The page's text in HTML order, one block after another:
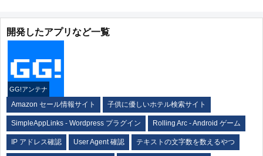
開発したアプリなど一覧
GG!アンテナ
Amazon セール情報サイト 子供に優しいホテル検索サイト
SimpleAppLinks - Wordpress プラグイン Rolling Arc - Android ゲーム
IP アドレス確認 User Agent 確認 テキストの文字数を数えるやつ